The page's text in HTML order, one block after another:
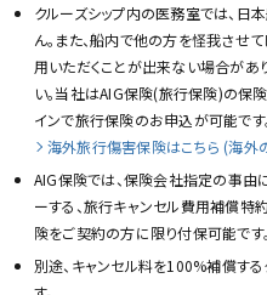
クルーズシップ内の医務室では、日
ん。また、船内で他の方を怪我させ
用いただくことが出来ない場合があ
い。当社はAIG保険(旅行保険)の保険
インで旅行保険のお申込が可能です
海外旅行傷害保険はこちら (海外
AIG保険では、保険会社指定の事由
ーする、旅行キャンセル費用補償特
険をご契約の方に限り付保可能です。
別途、キャンセル料を100%補償す